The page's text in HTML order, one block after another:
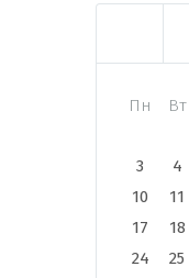
Пн Вт
3
4
10
11
17
18
24
25